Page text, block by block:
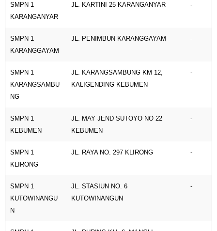
SMPN 1
KARANGANYAR
JL. KARTINI 25 KARANGANYAR -
SMPN 1
KARANGGAYAM
JL. PENIMBUN KARANGGAYAM -
SMPN 1
KARANGSAMBU
NG
JL. KARANGSAMBUNG KM 12,
KALIGENDING KEBUMEN
-
SMPN 1
KEBUMEN
JL. MAY JEND SUTOYO NO 22
KEBUMEN
-
SMPN 1
KLIRONG
JL. RAYA NO. 297 KLIRONG -
SMPN 1
KUTOWINANGU
N
JL. STASIUN NO. 6
KUTOWINANGUN
-